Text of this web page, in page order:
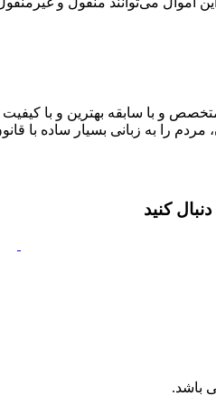
و با سابقه بهترین و با
را به زبانی بسیار ساده با
کنید
باشد.